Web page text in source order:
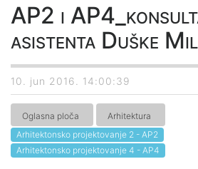
AP2 i
asistenta Duške
10. jun 2016. 14:00:39
Oglasna ploča
Arhitektura
Arhitektonsko projektovanje 2 - AP2
Arhitektonsko projektovanje 4 - AP4